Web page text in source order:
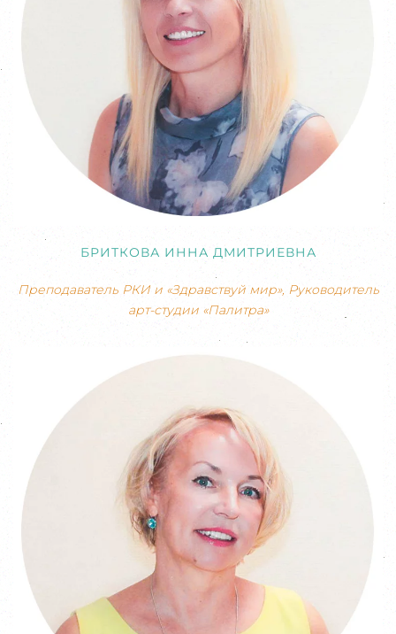
БРИТКОВА ИННА ДМИТРИЕВНА
Преподаватель РКИ и «Здравствуй мир», Руководитель
арт-студии «Палитра»